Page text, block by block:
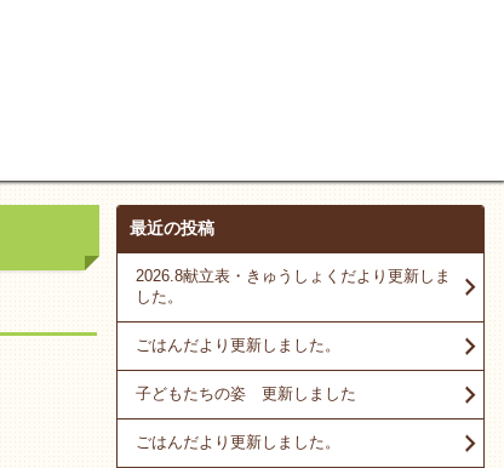
最近の投稿
2026.8献立表・きゅうしょくだより更新しま
した。
ごはんだより更新しました。
子どもたちの姿 更新しました
ごはんだより更新しました。